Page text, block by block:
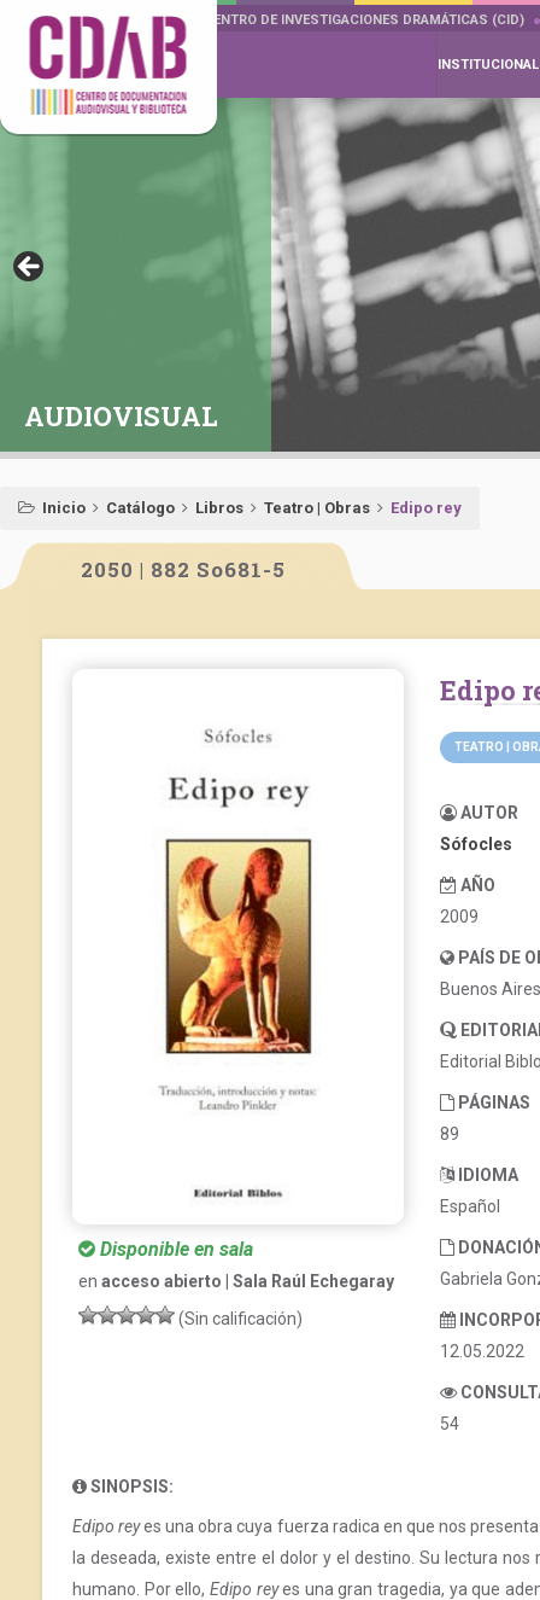
DOCUMENTA DRAMÁTICAS CENTRO DE INVESTIGACIONES DRAMÁTICAS (CID)
INSTITUCIONAL
AUDIOVISUAL
Inicio Catálogo Libros Teatro | Obras Edipo rey
2050 | 882 So681-5
Disponible en sala
en acceso abierto | Sala Raúl Echegaray
(Sin calificación)
Edipo
TEATRO |
AUTOR
Sófocles
AÑO
2009
PAÍS DE
Buenos
Editorial
PÁGINAS
89
IDIOMA
Español
Gabriela
12.05.2022
54
SINOPSIS:
Edipo reyes una obra cuya fuerza radica en que nos
la deseada, existe entre el dolor y el destino. Su lectura
humano. Por ello, Edipo reyes una gran tragedia, ya que